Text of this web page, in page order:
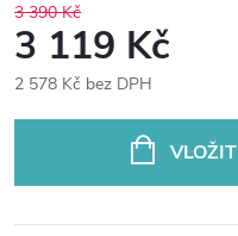
3 390 Kč
3 119 Kč
2 578 Kč bez DPH